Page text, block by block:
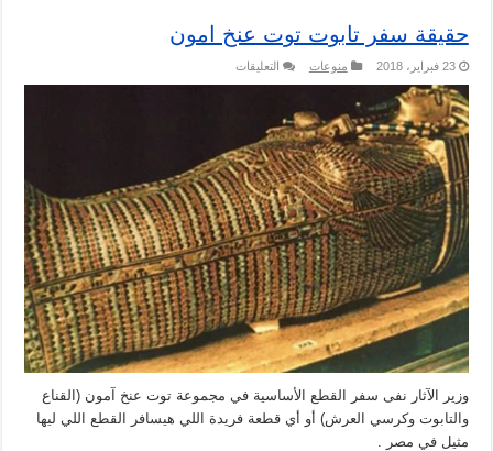
حقيقة سفر تابوت توت عنخ امون
23 فبراير، 2018 منوعات التعليقات
امون
مغلقة
وزير الآثار نفى سفر القطع الأساسية في مجموعة توت عنخ آمون (القناع
والتابوت وكرسي العرش) أو أي قطعة فريدة اللي هيسافر القطع اللي ليها
مثيل في مصر .